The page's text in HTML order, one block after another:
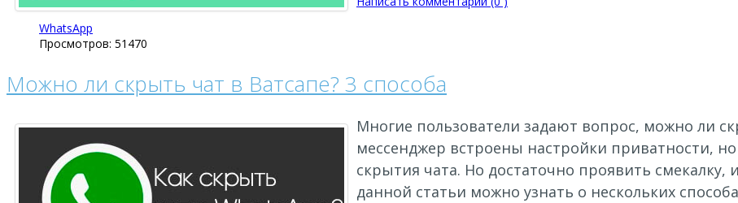
WhatsApp
Просмотров: 51470
Можно ли скрыть чат в Ватсапе? 3 способа
Многие пользователи задают вопрос, можно ли
мессенджер встроены настройки приватности,
скрытия чата. Но достаточно проявить
данной статьи можно узнать о нескольких